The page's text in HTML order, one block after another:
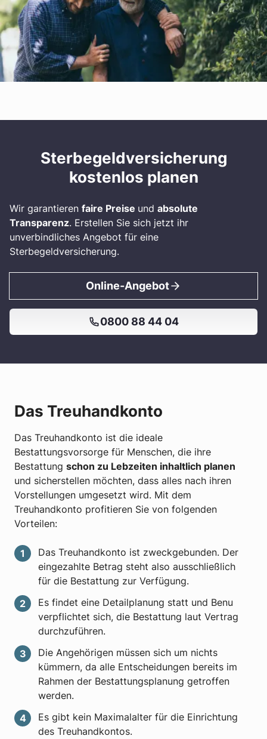
Sterbegeldversicherung
kostenlos planen
Wir garantieren faire Preise und absolute
Transparenz. Erstellen Sie sich jetzt ihr
unverbindliches Angebot für eine
Sterbegeldversicherung.
Online-Angebot
0800 88 44 04
Das Treuhandkonto
Das Treuhandkonto ist die ideale
Bestattungsvorsorge für Menschen, die ihre
Bestattung schon zu Lebzeiten inhaltlich planen
und sicherstellen möchten, dass alles nach ihren
Vorstellungen umgesetzt wird. Mit dem
Treuhandkonto profitieren Sie von folgenden
Vorteilen:
Das Treuhandkonto ist zweckgebunden. Der
eingezahlte Betrag steht also ausschließlich
für die Bestattung zur Verfügung.
Es findet eine Detailplanung statt und Benu
verpflichtet sich, die Bestattung laut Vertrag
durchzuführen.
Die Angehörigen müssen sich um nichts
kümmern, da alle Entscheidungen bereits im
Rahmen der Bestattungsplanung getroffen
werden.
Es gibt kein Maximalalter für die Einrichtung
des Treuhandkontos.